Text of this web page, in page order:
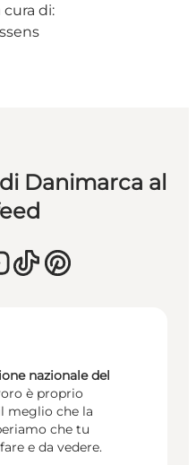
di:
Danimarca al
nazionale del
è proprio
meglio che la
che tu
e da vedere.